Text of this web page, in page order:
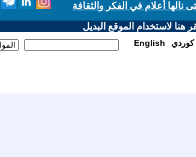
نالها أعلام في الفكر والثقافة
هنا لاستخدام الموقع البديل
English كوردي